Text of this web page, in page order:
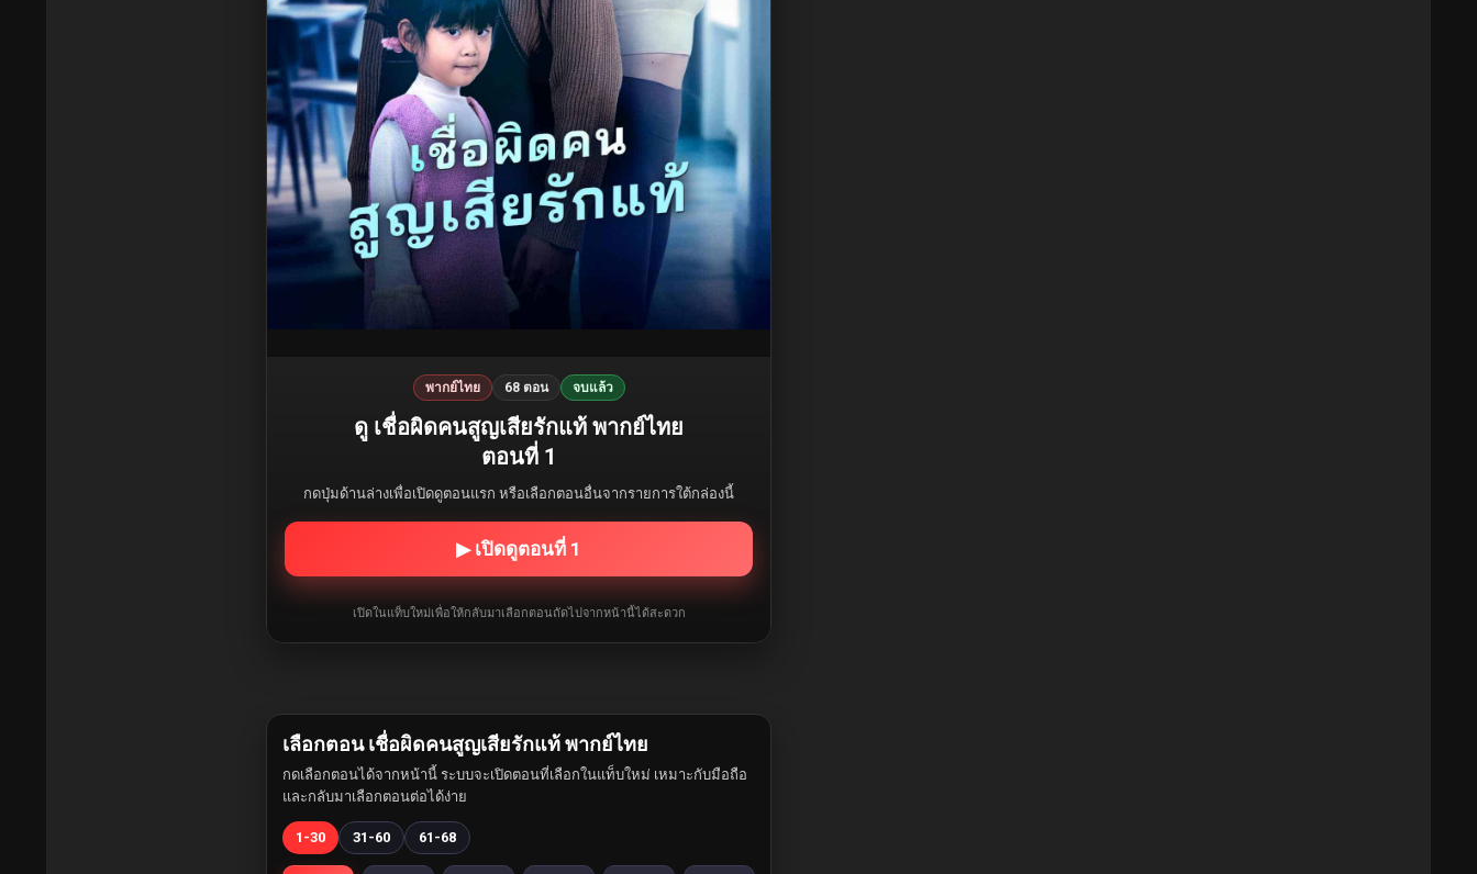
พากย์ไทย 68 ตอน จบแล้ว
ดู เชื่อผิดคนสูญเสียรักแท้ พากย์ไทย
ตอนที่ 1
กดปุ่มด้านล่างเพื่อเปิดดูตอนแรก หรือเลือกตอนอื่นจากรายการใต้กล่องนี้
▶ เปิดดูตอนที่ 1
เปิดในแท็บใหม่เพื่อให้กลับมาเลือกตอนถัดไปจากหน้านี้ได้สะดวก
เลือกตอน เชื่อผิดคนสูญเสียรักแท้ พากย์ไทย
กดเลือกตอนได้จากหน้านี้ ระบบจะเปิดตอนที่เลือกในแท็บใหม่ เหมาะกับมือถือ
และกลับมาเลือกตอนต่อได้ง่าย
1-30 31-60 61-68